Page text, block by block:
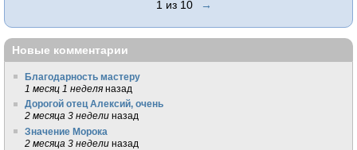
1 из 10 →
Новые комментарии
Благодарность мастеру
1 месяц 1 неделя назад
Дорогой отец Алексий, очень
2 месяца 3 недели назад
Значение Морока
2 месяца 3 недели назад